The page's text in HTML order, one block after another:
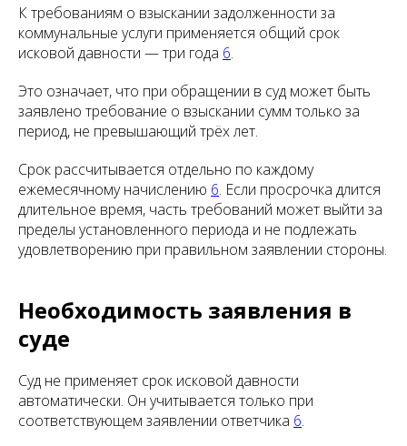
К требованиям о взыскании задолженности за
коммунальные услуги применяется общий срок
исковой давности — три года 6.
Это означает, что при обращении в суд может быть
заявлено требование о взыскании сумм только за
период, не превышающий трёх лет.
Срок рассчитывается отдельно по каждому
ежемесячному начислению 6. Если просрочка длится
длительное время, часть требований может выйти за
пределы установленного периода и не подлежать
удовлетворению при правильном заявлении стороны.
Необходимость заявления в
суде
Суд не применяет срок исковой давности
автоматически. Он учитывается только при
соответствующем заявлении ответчика 6.